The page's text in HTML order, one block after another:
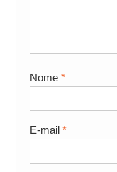
Nome *
E-mail *